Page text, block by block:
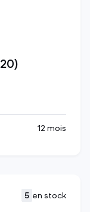
12 mois
5 en stock